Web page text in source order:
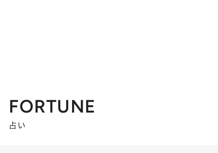
FORTUNE
占い